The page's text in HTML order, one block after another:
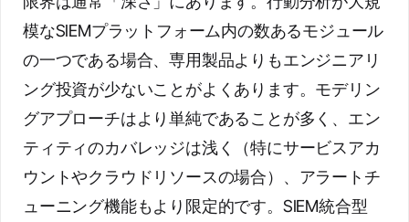
模なSIEMプラットフォーム内の数あるモジュール
の一つである場合、専用製品よりもエンジニアリ
ング投資が少ないことがよくあります。モデリン
グアプローチはより単純であることが多く、エン
ティティのカバレッジは浅く（特にサービスアカ
ウントやクラウドリソースの場合）、アラートチ
ューニング機能もより限定的です。SIEM統合型